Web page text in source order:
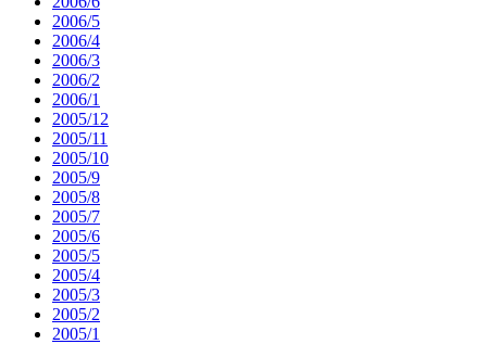
2006/5
2006/4
2006/3
2006/2
2006/1
2005/12
2005/11
2005/10
2005/9
2005/8
2005/7
2005/6
2005/5
2005/4
2005/3
2005/2
2005/1